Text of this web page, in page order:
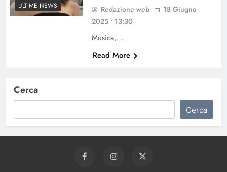
ULTIME NEWS
Redazione web
18 Giugno
2025 • 13:30
Musica,…
Read More
Cerca
Cerca